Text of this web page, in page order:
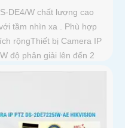
DE4/W chất lượng cao
tầm nhìn xa . Phù hợp
rộngThiết bị Camera IP
độ phân giải lên đến 2